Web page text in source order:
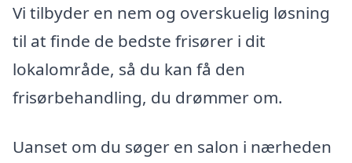
Vi tilbyder en nem og overskuelig løsning
til at finde de bedste frisører i dit
lokalområde, så du kan få den
frisørbehandling, du drømmer om.
Uanset om du søger en salon i nærheden